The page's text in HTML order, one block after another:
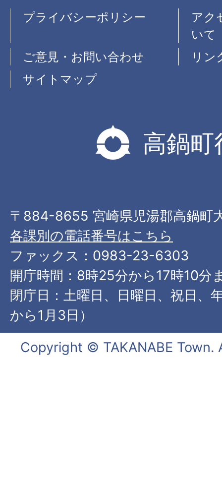
プライバシーポリシー
アク
いて
ご意見・お問い合わせ
リン
サイトマップ
高鍋町
〒884-8655 宮崎県児湯郡高鍋町
各課別の電話番号はこちら
ファックス：0983-23-6303
開庁時間：8時25分から17時10分
閉庁日：土曜日、日曜日、祝日、
から1月3日）
Copyright © TAKANABE Town.